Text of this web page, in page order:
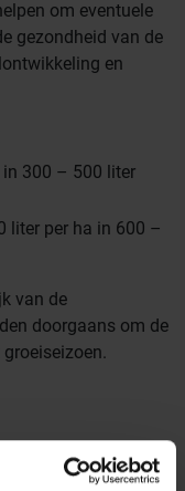
om eventuele
gezondheid van de
en
300 – 500 liter
liter per ha in 600 –
van de
doorgaans om de